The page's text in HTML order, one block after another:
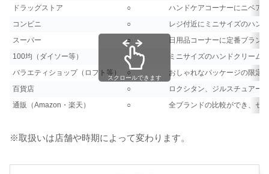
ドラッグストア
○
ハンドケアコーナーにニベア
コンビニ
○
レジ付近にミニサイズのハン
スーパー
○
日用品コーナーに定番ブラン
100均（ダイソー等）
○
ミニサイズのハンドクリーム
バラエティショップ（ロフト等）
○
おしゃれなパッケージの限定
百貨店
○
ロクシタン、ジルスチュアー
通販（Amazon・楽天）
○ 全ブランドの比較ができ、セ
スクロールできます
※取扱いは店舗や時期によって変わります。